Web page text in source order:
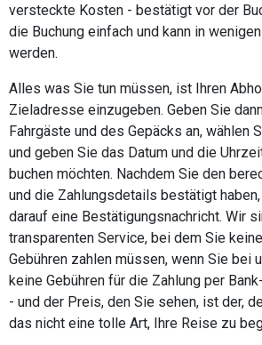
versteckte Kosten - bestätigt vor der
die Buchung einfach und kann in
werden.
Alles was Sie tun müssen, ist Ihren
Zieladresse einzugeben. Geben Sie
Fahrgäste und des Gepäcks an, wählen
und geben Sie das Datum und die
buchen möchten. Nachdem Sie den
und die Zahlungsdetails bestätigt
darauf eine Bestätigungsnachricht. Wir
transparenten Service, bei dem Sie
Gebühren zahlen müssen, wenn Sie bei
keine Gebühren für die Zahlung per
- und der Preis, den Sie sehen, ist der,
das nicht eine tolle Art, Ihre Reise zu